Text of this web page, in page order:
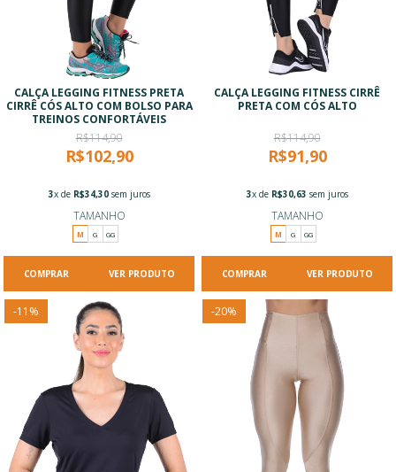
CALÇA LEGGING FITNESS PRETA
CIRRÊ CÓS ALTO COM BOLSO PARA
TREINOS CONFORTÁVEIS
R$114,90
R$102,90
3x de R$34,30sem juros
TAMANHO
M G GG
VER PRODUTO
CALÇA LEGGING FITNESS CIRRÊ
PRETA COM CÓS ALTO
R$114,90
R$91,90
3x de R$30,63 sem juros
TAMANHO
M G GG
VER PRODUTO
-11 % -20%